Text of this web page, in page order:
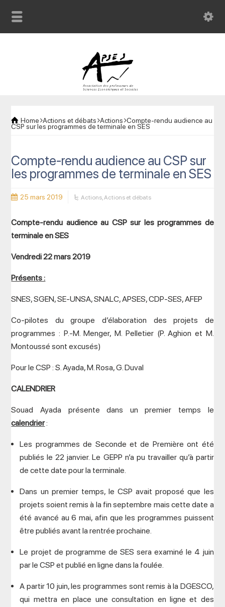
Home Actions et débats Actions Compte-rendu audience au
CSP sur les programmes de terminale en SES
Compte-rendu audience au CSP sur
les programmes de terminale en SES
25 mars 2019 Actions,Actions et débats
Compte-rendu audience au CSP sur les programmes de
terminale en SES
Vendredi 22 mars 2019
Présents :
SNES, SGEN, SE-UNSA, SNALC, APSES, CDP-SES, AFEP
Co-pilotes du groupe d’élaboration des projets de
programmes : P.-M. Menger, M. Pelletier (P. Aghion et M.
Montoussé sont excusés)
Pour le CSP : S. Ayada, M. Rosa, G. Duval
CALENDRIER
Souad Ayada présente dans un premier temps le
calendrier:
Les programmes de Seconde et de Première ont été
publiés le 22 janvier. Le GEPP n’a pu travailler qu’à partir
de cette date pour la terminale.
Dans un premier temps, le CSP avait proposé que les
projets soient remis à la fin septembre mais cette date a
été avancé au 6 mai, afin que les programmes puissent
être publiés avant la rentrée prochaine.
Le projet de programme de SES sera examiné le 4 juin
par le CSP et publié en ligne dans la foulée.
A partir 10 juin, les programmes sont remis à la DGESCO,
qui mettra en place une consultation en ligne et des